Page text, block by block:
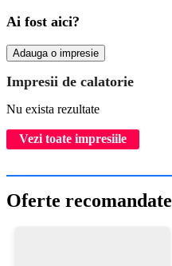
Ai fost aici?
Adauga o impresie
Impresii de calatorie
Nu exista rezultate
Vezi toate impresiile
Oferte recomandate